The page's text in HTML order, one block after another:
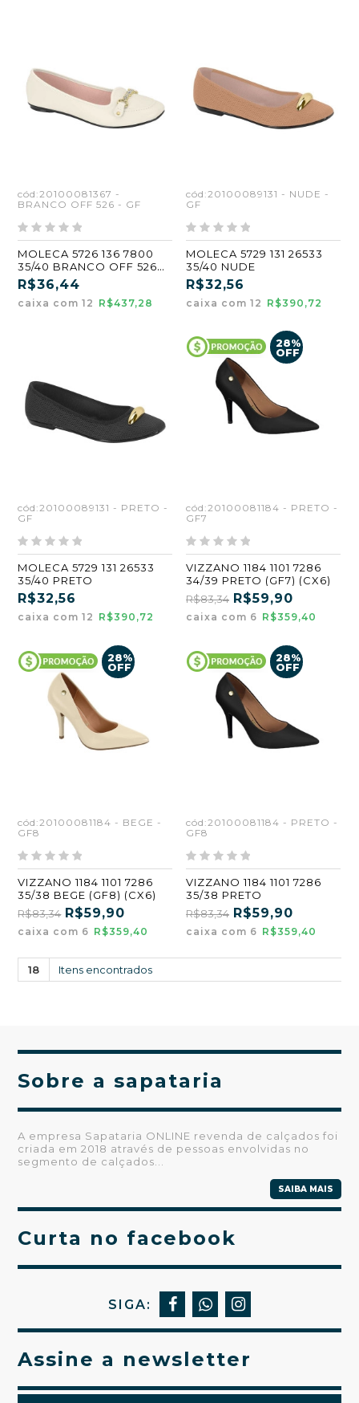
cód:20100081367 -
BRANCO OFF 526 - GF
MOLECA 5726 136 7800
35/40 BRANCO OFF 526
(GF)
R$36,44
caixa com 12 R$437,28
cód:20100089131 - NUDE -
GF
MOLECA 5729 131 26533
35/40 NUDE
R$32,56
caixa com 12 R$390,72
cód:20100089131 - PRETO -
GF
MOLECA 5729 131 26533
35/40 PRETO
R$32,56
caixa com 12 R$390,72
28%
OFF
cód:20100081184 - PRETO -
GF7
VIZZANO 1184 1101 7286
34/39 PRETO (GF7) (CX6)
R$83,34 R$59,90
caixa com 6 R$359,40
28%
OFF
cód:20100081184 - BEGE -
GF8
VIZZANO 1184 1101 7286
35/38 BEGE (GF8) (CX6)
R$83,34 R$59,90
caixa com 6 R$359,40
28%
OFF
cód:20100081184 - PRETO -
GF8
VIZZANO 1184 1101 7286
35/38 PRETO
R$83,34 R$59,90
caixa com 6 R$359,40
18 Itens encontrados
Sobre a sapataria
A empresa Sapataria ONLINE revenda de calçados foi
criada em 2018 através de pessoas envolvidas no
segmento de calçados...
SAIBA MAIS
Curta no facebook
SIGA:
Assine a newsletter